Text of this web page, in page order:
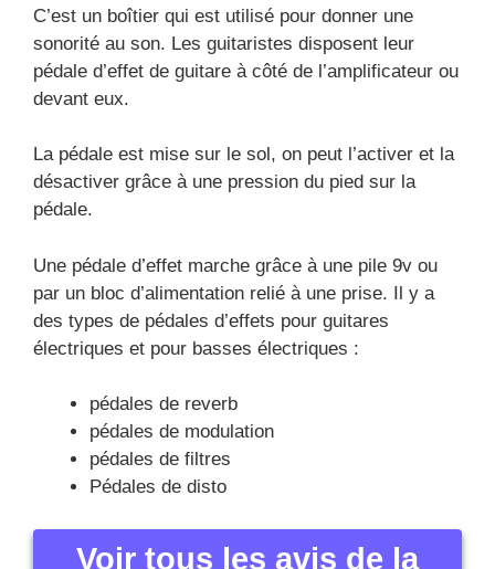
C’est un boîtier qui est utilisé pour donner une
sonorité au son. Les guitaristes disposent leur
pédale d’effet de guitare à côté de l’amplificateur ou
devant eux.
La pédale est mise sur le sol, on peut l’activer et la
désactiver grâce à une pression du pied sur la
pédale.
Une pédale d’effet marche grâce à une pile 9v ou
par un bloc d’alimentation relié à une prise. Il y a
des types de pédales d’effets pour guitares
électriques et pour basses électriques :
pédales de reverb
pédales de modulation
pédales de filtres
Pédales de disto
Voir tous les avis de la